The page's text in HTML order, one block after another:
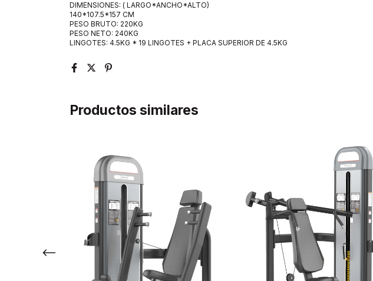
DIMENSIONES: ( LARGO*ANCHO*ALTO)
140*107.5*157 CM
PESO BRUTO: 220KG
PESO NETO: 240KG
LINGOTES: 4.5KG * 19 LINGOTES + PLACA SUPERIOR DE 4.5KG
Productos similares